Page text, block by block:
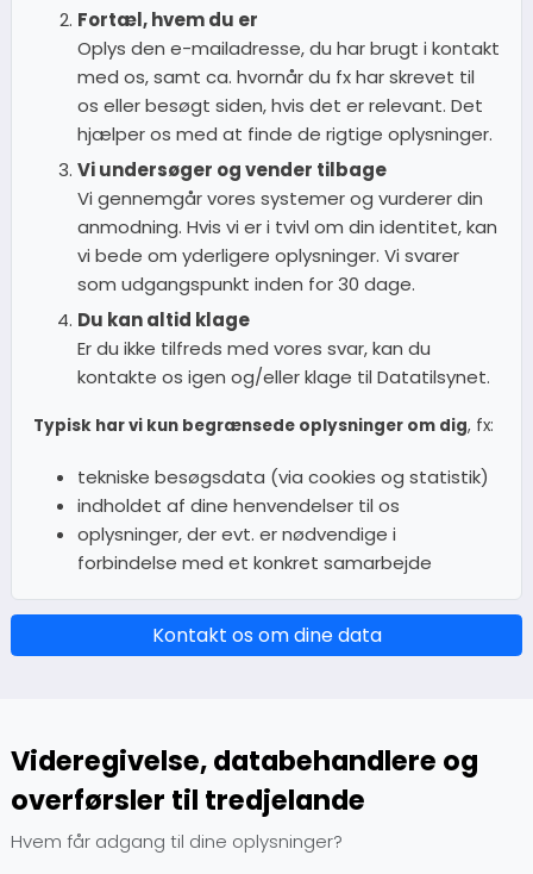
Fortæl, hvem du er
Oplys den e-mailadresse, du har brugt i kontakt
med os, samt ca. hvornår du fx har skrevet til
os eller besøgt siden, hvis det er relevant. Det
hjælper os med at finde de rigtige oplysninger.
Vi undersøger og vender tilbage
Vi gennemgår vores systemer og vurderer din
anmodning. Hvis vi er i tvivl om din identitet, kan
vi bede om yderligere oplysninger. Vi svarer
som udgangspunkt inden for 30 dage.
Du kan altid klage
Er du ikke tilfreds med vores svar, kan du
kontakte os igen og/eller klage til Datatilsynet.
Typisk har vi kun begrænsede oplysninger om dig, fx:
tekniske besøgsdata (via cookies og statistik)
indholdet af dine henvendelser til os
oplysninger, der evt. er nødvendige i
forbindelse med et konkret samarbejde
Kontakt os om dine data
Videregivelse, databehandlere og
overførsler til tredjelande
Hvem får adgang til dine oplysninger?